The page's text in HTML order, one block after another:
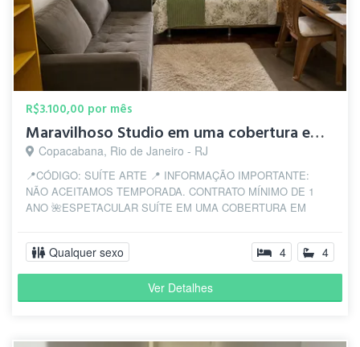
R$3.100,00 por mês
Maravilhoso Studio em uma cobertura em Copanema, posto 5!
Copacabana, Rio de Janeiro - RJ
📍CÓDIGO: SUÍTE ARTE 📍 INFORMAÇÃO IMPORTANTE:
NÃO ACEITAMOS TEMPORADA. CONTRATO MÍNIMO DE 1
ANO 🌺ESPETACULAR SUÍTE EM UMA COBERTURA EM
Qualquer sexo 4 4
Ver Detalhes